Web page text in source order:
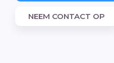
NEEM CONTACT OP